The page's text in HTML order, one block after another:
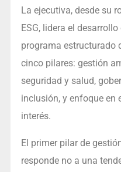
La ejecutiva, desde su
ESG, lidera el
programa estructurado
cinco pilares: gestión
seguridad y salud,
inclusión, y enfoque en
interés.
El primer pilar de
responde no a una